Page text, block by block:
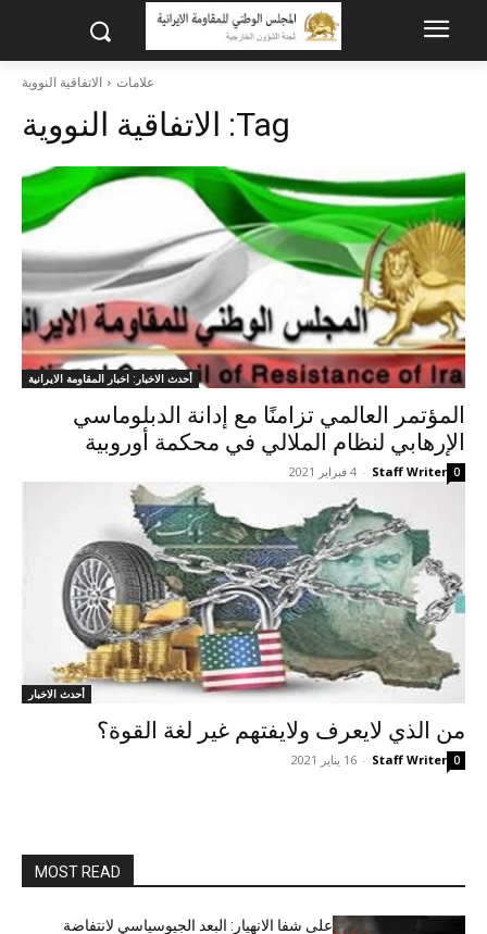
علامات الاتفاقية النووية
Tag: الاتفاقية النووية
أحدث الاخبار: اخبار المقاومة الايرانية
المؤتمر العالمي تزامنًا مع إدانة الدبلوماسي
الإرهابي لنظام الملالي في محكمة أوروبية
Staff Writer
- 4 فبراير 2021 0
أحدث الاخبار
من الذي لايعرف ولايفتهم غير لغة القوة؟
Staff Writer
- 16 يناير 2021 0
MOST READ
على شفا الانهيار: البعد الجيوسياسي لانتفاضة